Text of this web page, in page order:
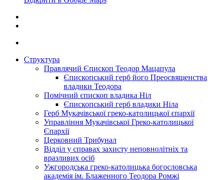
Структура
Правлячий Єпископ Теодор Мацапула
Єпископський герб його Преосвященства
владики Теодора
Помічний єпископ владика Ніл
Єпископський герб владики Ніла
Герб Мукачівської греко-католицької єпархії
Управління Мукачівської Греко-католицької
Єпархії
Церковний Трибунал
Відділ у справах захисту неповнолітніх та
вразливих осіб
Ужгородська греко-католицька богословська
академія ім. Блаженного Теодора Ромжі